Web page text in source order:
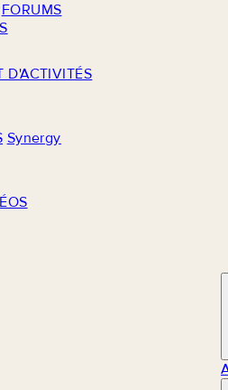
FORUMS
D'ACTIVITÉS
Synergy